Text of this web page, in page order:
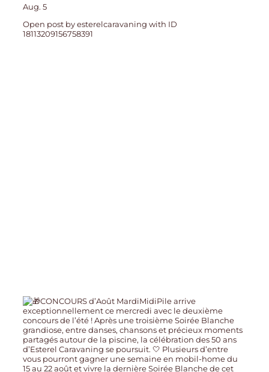
Aug. 5
Open post by esterelcaravaning with ID
18113209156758391